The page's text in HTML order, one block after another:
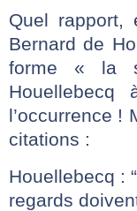
Quel rapport,
Bernard de
forme « la
l’occurrence !
citations :
Houellebecq :
regards